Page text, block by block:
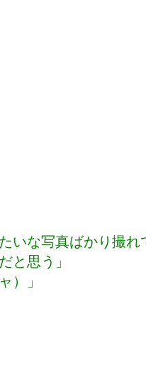
いな写真ばかり撮
と思う」
）」